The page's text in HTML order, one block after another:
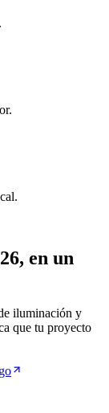
en un
iluminación y
que tu proyecto